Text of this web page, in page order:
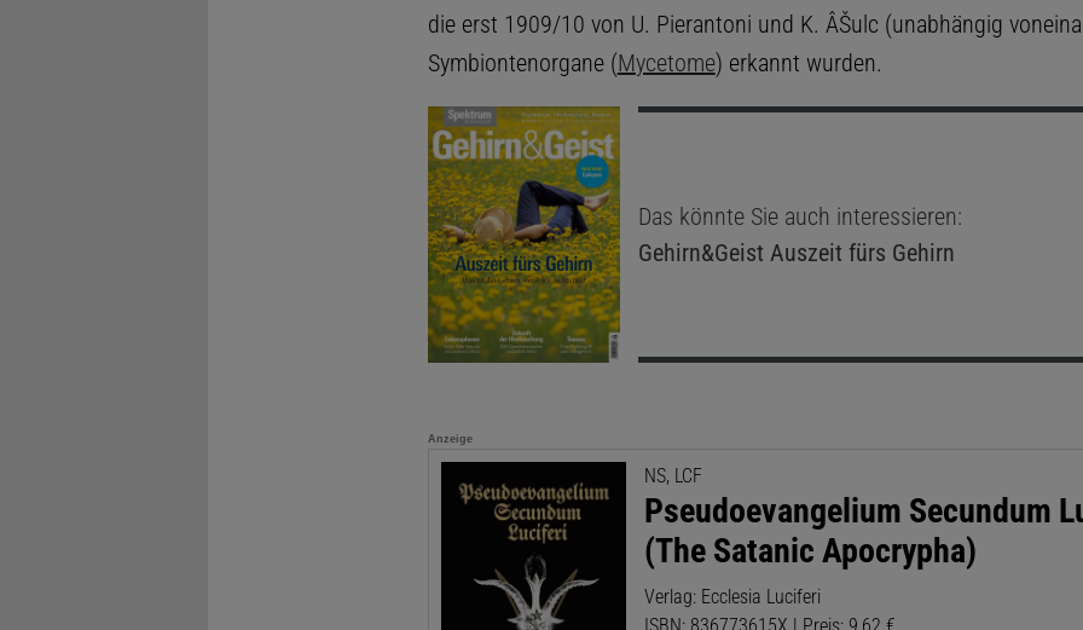
die erst 1909/10 von U. Pierantoni und K. ÂŠulc (unabhängig
Symbiontenorgane (Mycetome) erkannt wurden.
Das könnte Sie auch interessieren:
Gehirn&Geist Auszeit fürs Gehirn
Anzeige
NS, LCF
Pseudoevangelium Secundum
(The Satanic Apocrypha)
Verlag: Ecclesia Luciferi